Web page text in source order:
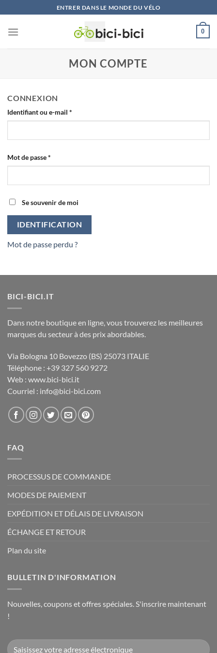
to
content
ENTRER DANS LE MONDE DU VÉLO
0
MON COMPTE
CONNEXION
Identifiant ou e-mail *
Mot de passe*
Se souvenir de moi
IDENTIFICATION
Mot de passe perdu ?
BICI-BICI.IT
Dans notre boutique en ligne, vous trouverez les meilleures
marques du secteur à des prix abordables.
Via Bologna 10 Bovezzo (BS) 25073 ITALIE
Téléphone : +39 327 560 9272
Web : www.bici-bici.it
Courriel : info@bici-bici.com
FAQ
PROCESSUS DE COMMANDE
MODES DE PAIEMENT
EXPÉDITION ET DÉLAIS DE LIVRAISON
ÉCHANGE ET RETOUR
Plan du site
BULLETIN D'INFORMATION
Nouvelles, coupons et offres spéciales. S'inscrire maintenant
!